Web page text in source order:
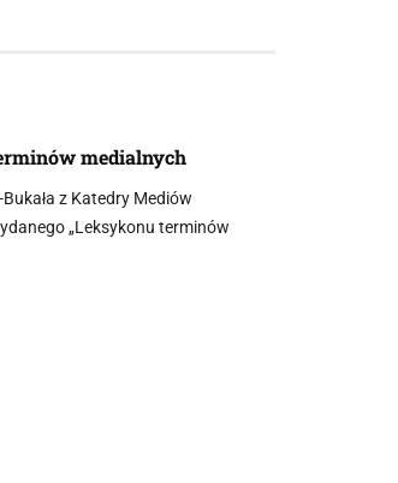
medialnych
z Katedry Mediów
„Leksykonu terminów